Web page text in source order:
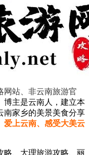
网站、非云南旅游官
博主是云南人，建立本
南家乡的美景美食分享
爱上云南、感受大美云
略、大理旅游攻略、丽